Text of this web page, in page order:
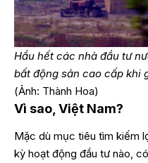
Hầu hết các nhà đầu tư
bất động sản cao cấp khi
(Ảnh: Thành Hoa)
Vì sao, Việt Nam?
Mặc dù mục tiêu tìm kiếm
kỳ hoạt động đầu tư nào,